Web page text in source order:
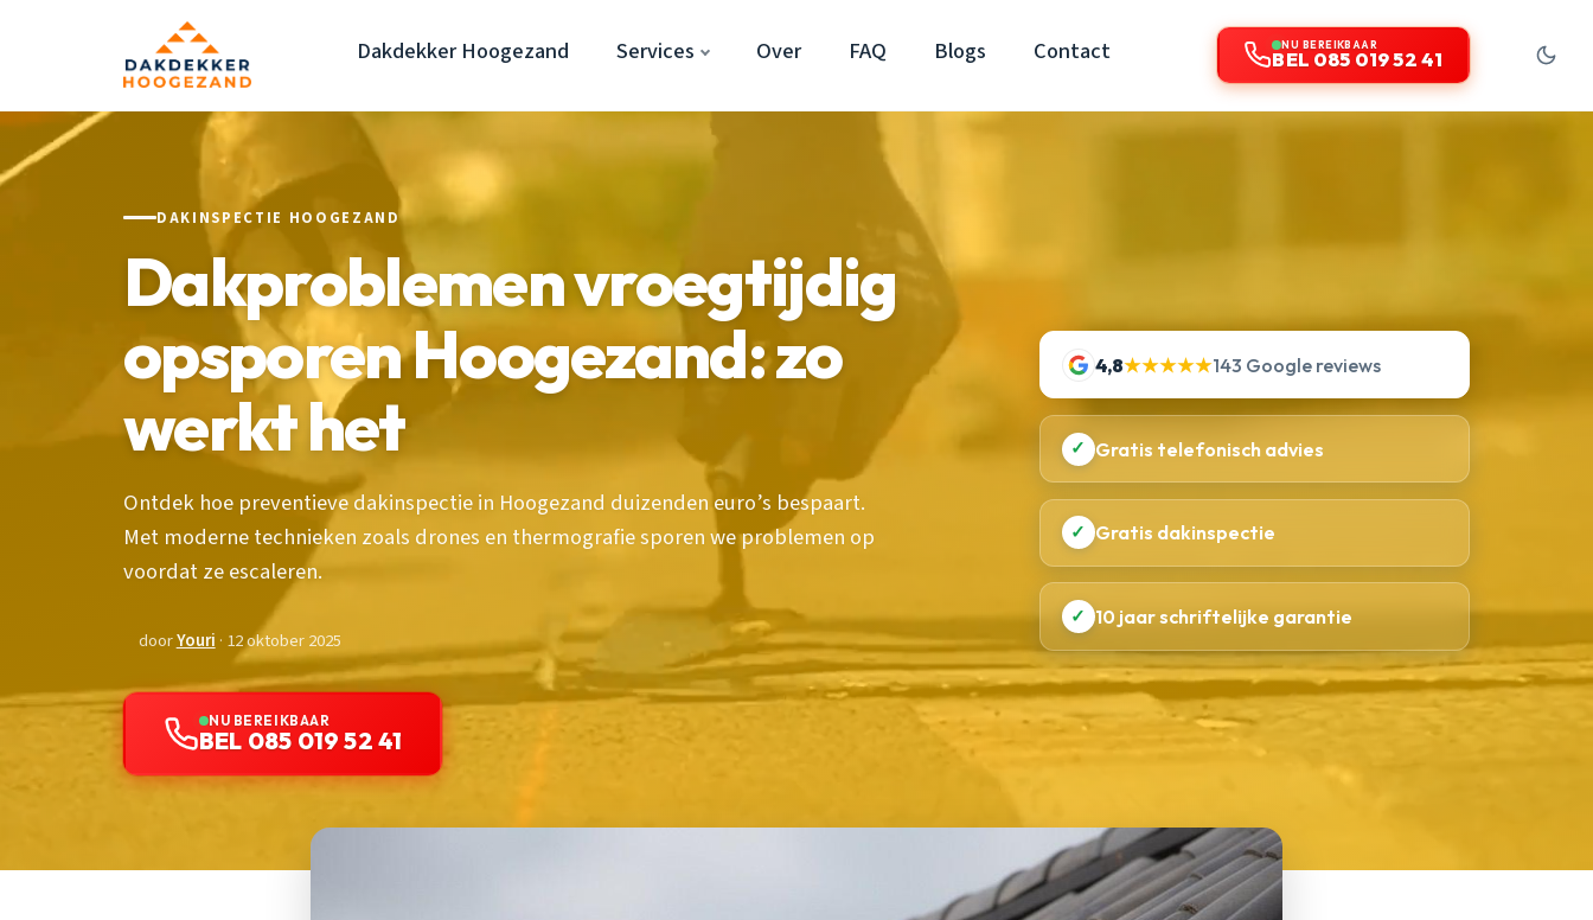
Dakdekker Hoogezand Services Over FAQ Blogs Contact NU BEREIKBAAR
BEL 085 019 52 41
DAKINSPECTIE HOOGEZAND
Dakproblemen vroegtijdig
opsporen Hoogezand: zo
werkt het
Ontdek hoe preventieve dakinspectie in Hoogezand duizenden euro’s bespaart.
Met moderne technieken zoals drones en thermografie sporen we problemen op
voordat ze escaleren.
doorYouri · 12 oktober 2025
NU BEREIKBAAR
BEL 085 019 52 41
4,8★★★★★143 Google reviews
✓ Gratis telefonisch advies
✓ Gratis dakinspectie
✓ 10 jaar schriftelijke garantie